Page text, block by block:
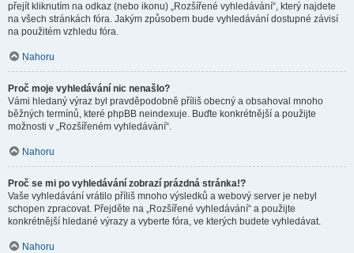
přejít kliknutím na odkaz (nebo ikonu) „Rozšířené vyhledávání“, který najdete
na všech stránkách fóra. Jakým způsobem bude vyhledávání dostupné závisí
na použitém vzhledu fóra.
Nahoru
Proč moje vyhledávání nic nenašlo?
Vámi hledaný výraz byl pravděpodobně příliš obecný a obsahoval mnoho
běžných termínů, které phpBB neindexuje. Buďte konkrétnější a použijte
možnosti v „Rozšířeném vyhledávání“.
Nahoru
Proč se mi po vyhledávání zobrazí prázdná stránka!?
Vaše vyhledávání vrátilo příliš mnoho výsledků a webový server je nebyl
schopen zpracovat. Přejděte na „Rozšířené vyhledávání“ a použijte
konkrétnější hledané výrazy a vyberte fóra, ve kterých budete vyhledávat.
Nahoru